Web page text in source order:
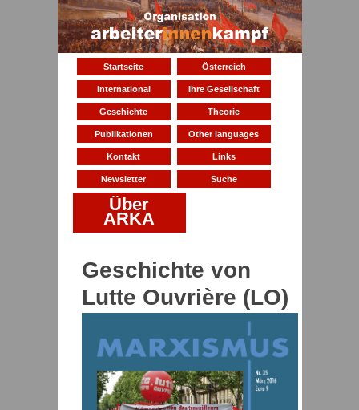
Startseite Österreich
International Ihre Gesellschaft
Geschichte Theorie
Publikationen Other languages
Kontakt Links
Newsletter Suche
Über
ARKA
Geschichte von
Lutte Ouvrière (LO)